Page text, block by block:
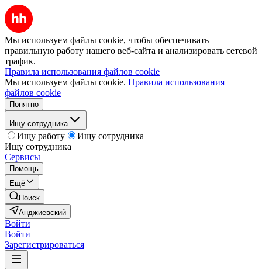
Мы используем файлы cookie, чтобы обеспечивать
правильную работу нашего веб-сайта и анализировать сетевой
трафик.
Правила использования файлов cookie
Мы используем файлы cookie. Правила использования
файлов cookie
Понятно
Ищу сотрудника
Ищу работу
Ищу сотрудника
Ищу сотрудника
Сервисы
Помощь
Ещё
Поиск
Анджиевский
Войти
Войти
Зарегистрироваться